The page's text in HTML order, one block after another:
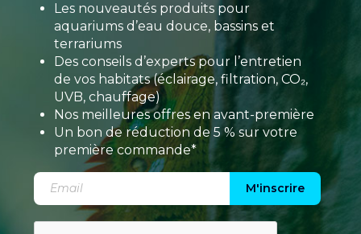
Les nouveautés produits pour
aquariums d’eau douce, bassins et
terrariums
Des conseils d’experts pour l’entretien
de vos habitats (éclairage, filtration, CO₂,
UVB, chauffage)
Nos meilleures offres en avant-première
Un bon de réduction de 5 % sur votre
première commande*
M'inscrire